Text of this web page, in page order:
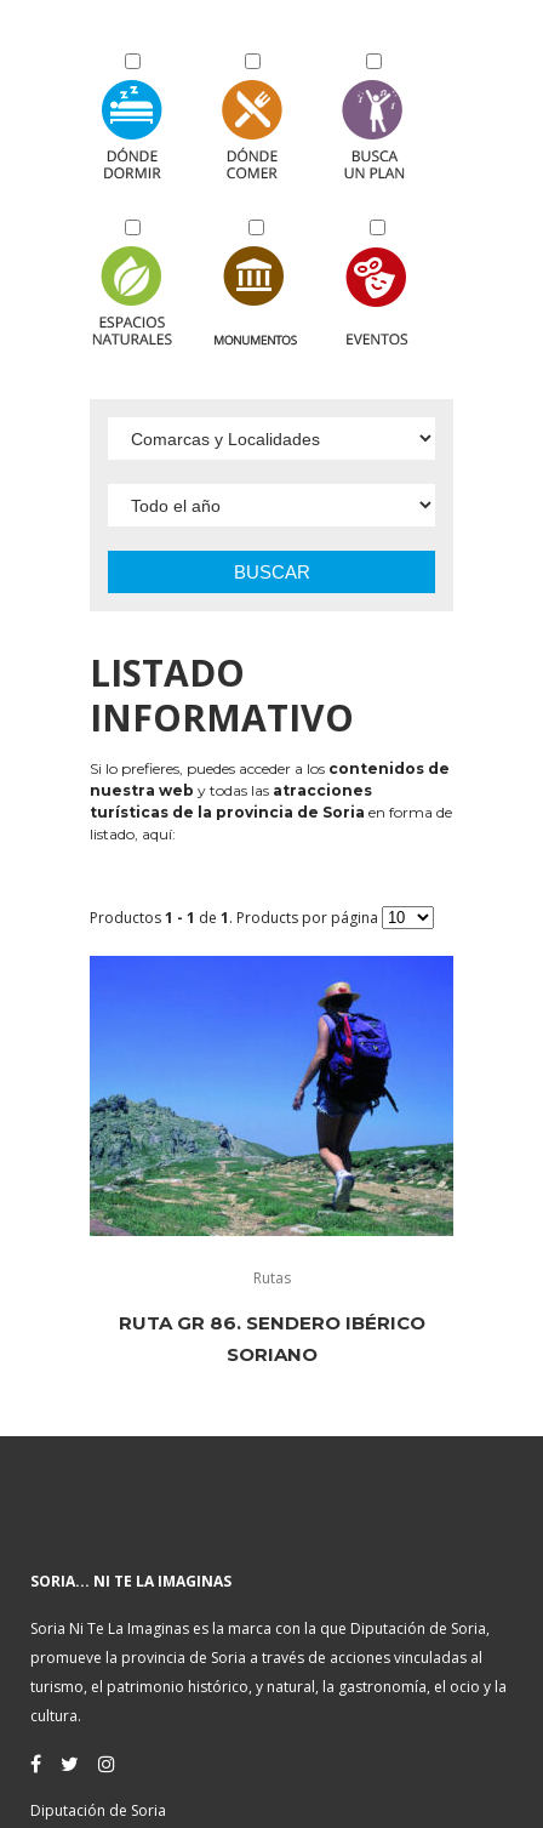
BUSCAR
LISTADO
INFORMATIVO
Si lo prefieres, puedes acceder a los contenidos de
nuestra web y todas las atracciones
turísticas de la provincia de Soria en forma de
listado, aquí:
Productos1 - 1 de 1. Products por página
Rutas
RUTA GR 86. SENDERO IBÉRICO
SORIANO
SORIA... NI TE LA IMAGINAS
Soria Ni Te La Imaginas es la marca con la que Diputación de Soria,
promueve la provincia de Soria a través de acciones vinculadas al
turismo, el patrimonio histórico, y natural, la gastronomía, el ocio y la
cultura.
Diputación de Soria